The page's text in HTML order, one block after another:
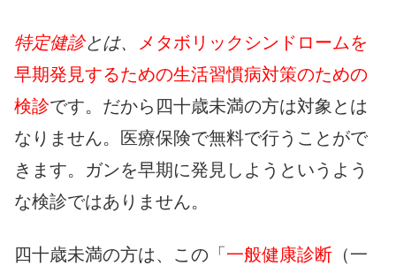
特定健診とは、
メタボリックシンドロームを
早期発見するための生活習慣病対策のための
検診です。だから四十歳未満の方は対象とは
なりません。医療保険で無料で行うことがで
きます。ガンを早期に発見しようというよう
な検診ではありません。
四十歳未満の方は、この「 一般健康診断 （一